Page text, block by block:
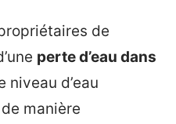
de
perte d’eau dans
niveau d’eau
manière